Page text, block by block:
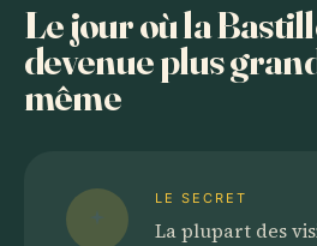
Le jour où la
devenue plus
même
LE SECRET
La plupart des